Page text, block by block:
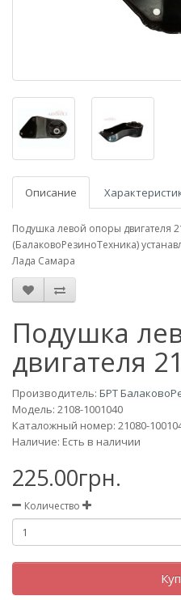
Описание
Подушка левой опоры двигателя
(БалаковоРезиноТехника)
Лада Самара
Подушка
двигателя
Производитель: БРТ
Модель: 2108-1001040
Каталожный номер: 21080-
Наличие: Есть в наличии
225.00грн.
Количество